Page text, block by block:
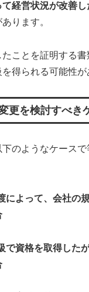
経営状況が改善し
ります。
ことを証明する書
得られる可能性が
更を検討すべき
下のようなケース
によって、会社の
で資格を取得した